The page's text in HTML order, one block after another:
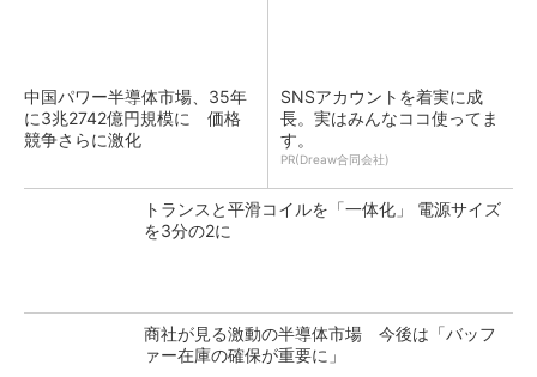
中国パワー半導体市場、35年
に3兆2742億円規模に 価格
競争さらに激化
SNSアカウントを着実に成
長。実はみんなココ使ってま
す。
PR(Dreaw合同会社)
トランスと平滑コイルを「一体化」 電源サイズ
を3分の2に
商社が見る激動の半導体市場 今後は「バッフ
ァー在庫の確保が重要に」